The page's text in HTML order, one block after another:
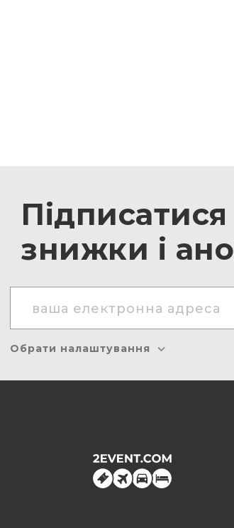
знижки і
Обрати налаштування